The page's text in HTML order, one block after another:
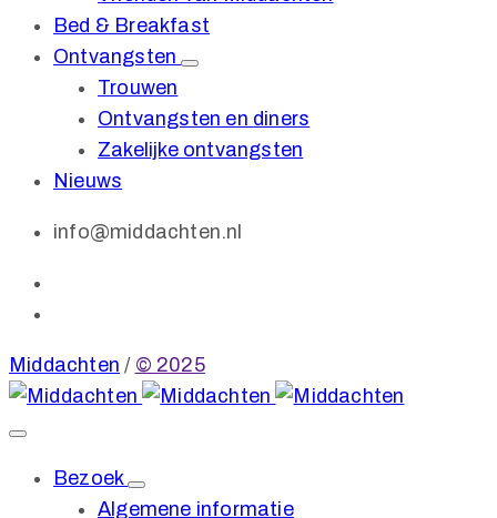
Bed & Breakfast
Ontvangsten
Trouwen
Ontvangsten en diners
Zakelijke ontvangsten
Nieuws
info@middachten.nl
Middachten / © 2025
Bezoek
Algemene informatie